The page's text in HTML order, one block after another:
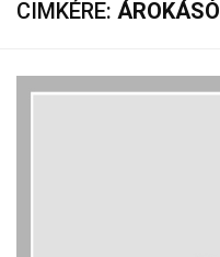
CIMKÉRE: ÁROKÁSÓ